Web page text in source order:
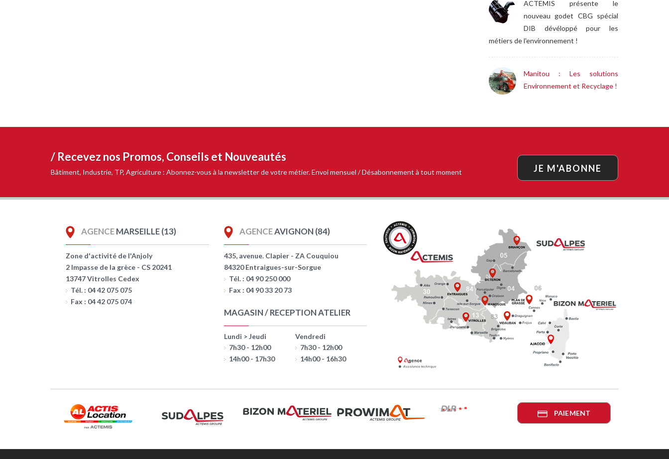
ACTEMIS présente le
nouveau godet CBG spécial
DIB dévéloppé pour les
métiers de l'environnement !
Manitou : Les solutions
Environnement et Recyclage !
/ Recevez nos Promos, Conseils et Nouveautés
Bâtiment, Industrie, TP, Agriculture : Abonnez-vous à la newsletter de votre métier. Envoi mensuel / Désabonnement à tout moment JE M'ABONNE
AGENCEMARSEILLE (13)
Zone d'activité de l'Anjoly
2 Impasse de la grèce - CS 20241
13747 Vitrolles Cedex
Tél. : 04 42 075 075
Fax : 04 42 075 074
AGENCEAVIGNON (84)
435, avenue. Clapier - ZA Couquiou
84320 Entraigues-sur-Sorgue
Tél. : 04 90 250 000
Fax : 04 90 33 20 73
MAGASIN / RECEPTION ATELIER
Lundi > Jeudi
7h30 - 12h00
14h00 - 17h30
Vendredi
7h30 - 12h00
14h00 - 16h30
PAIEMENT